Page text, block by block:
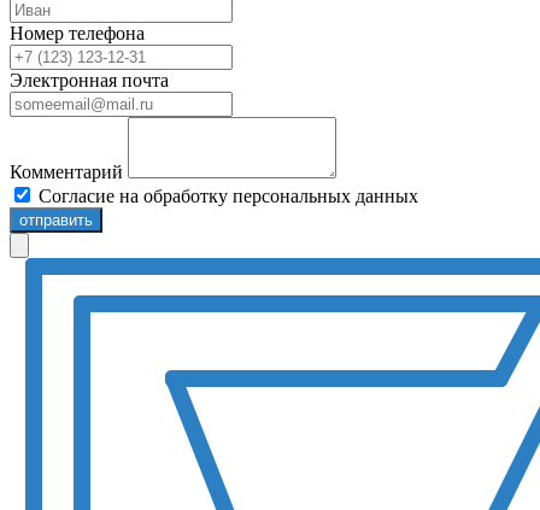
Номер телефона
Электронная почта
Комментарий
Согласие на обработку персональных данных
отправить